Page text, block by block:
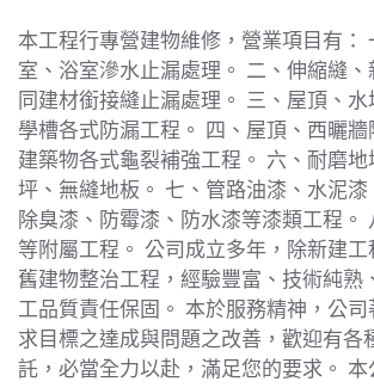
本工程行專營建物維修，營業項目有：
室、浴室滲水止漏處理。 二、伸縮縫
同建材銜接縫止漏處理。 三、屋頂、
學槽各式防漏工程。 四、屋頂、西曬牆
建築物各式龜裂補強工程。 六、耐磨
坪、無縫地板。 七、管路油漆、水泥漆
除臭漆、防霉漆、防水漆等漆類工程。
等附屬工程。 公司成立多年，除新建
舊建物整治工程，經驗豐富、技術純熟
工品質責任保固。 本於服務精神，公
求目標之達成與問題之改善，歡迎有各
託，必當全力以赴，滿足您的要求。 本